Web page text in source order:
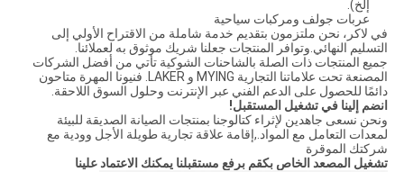
إلخ).
عربات جولف ومركبات سياحية
في لاكر، نحن ملتزمون بتقديم خدمة شاملة من الاقتراح الأولي إلى
التسليم النهائي.وتوافر المنتجات جعلنا شريك موثوق به لعملائنا.
جميع المنتجات ذات الصلة بالشاحنات الشوكية تأتي من أفضل الشركات
المصنعة تحت علاماتنا التجارية MYING و LAKER. فنيونا المهرة متاحون
دائمًا للحصول على الدعم الفني عبر الإنترنت وحلول السوق اللاحقة.
انضم إلينا في تشغيل المستقبل!
ونحن نسعى جاهدين لإثراء كتالوجنا بمنتجات الصيانة الصديقة للبيئة
لمعدات التعامل مع المواد.,إقامة علاقة تجارية طويلة الأجل وودية مع
شركتك الموقرة
تشغيل المصعد الخاص بكقم برفع مستقبلنا يمكنك الاعتماد علينا